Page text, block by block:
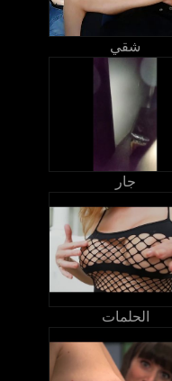
شقي
جار
الحلمات